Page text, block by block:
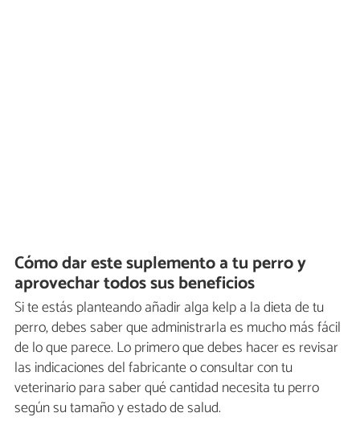
Cómo dar este suplemento a tu perro y
aprovechar todos sus beneficios
Si te estás planteando añadir alga kelp a la dieta de tu
perro, debes saber que administrarla es mucho más fácil
de lo que parece. Lo primero que debes hacer es revisar
las indicaciones del fabricante o consultar con tu
veterinario para saber qué cantidad necesita tu perro
según su tamaño y estado de salud.